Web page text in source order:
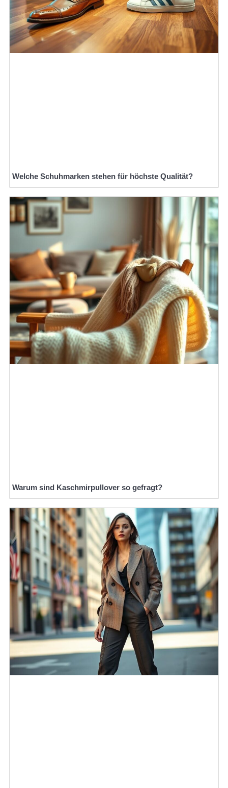
Welche Schuhmarken stehen für höchste Qualität?
Warum sind Kaschmirpullover so gefragt?